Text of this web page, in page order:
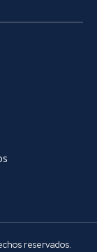
reservados.